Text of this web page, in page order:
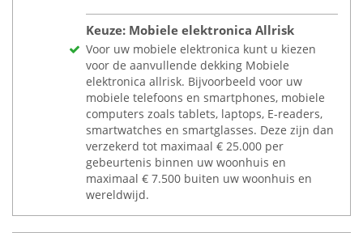
Keuze: Mobiele elektronica Allrisk
Voor uw mobiele elektronica kunt u kiezen
voor de aanvullende dekking Mobiele
elektronica allrisk. Bijvoorbeeld voor uw
mobiele telefoons en smartphones, mobiele
computers zoals tablets, laptops, E-readers,
smartwatches en smartglasses. Deze zijn dan
verzekerd tot maximaal € 25.000 per
gebeurtenis binnen uw woonhuis en
maximaal € 7.500 buiten uw woonhuis en
wereldwijd.